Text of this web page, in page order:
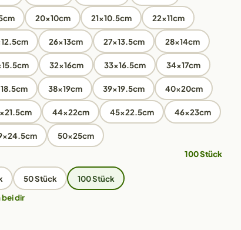
20x10cm 21x10.5cm 22x11cm
26x13cm 27x13.5cm 28x14cm
32x16cm 33x16.5cm 34x17cm
38x19cm 39x19.5cm 40x20cm
44x22cm 45x22.5cm 46x23cm
50x25cm
100 Stück
50 Stück
100 Stück
bei dir